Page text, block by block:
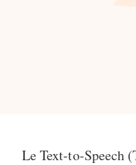
Le Text-to-Speech